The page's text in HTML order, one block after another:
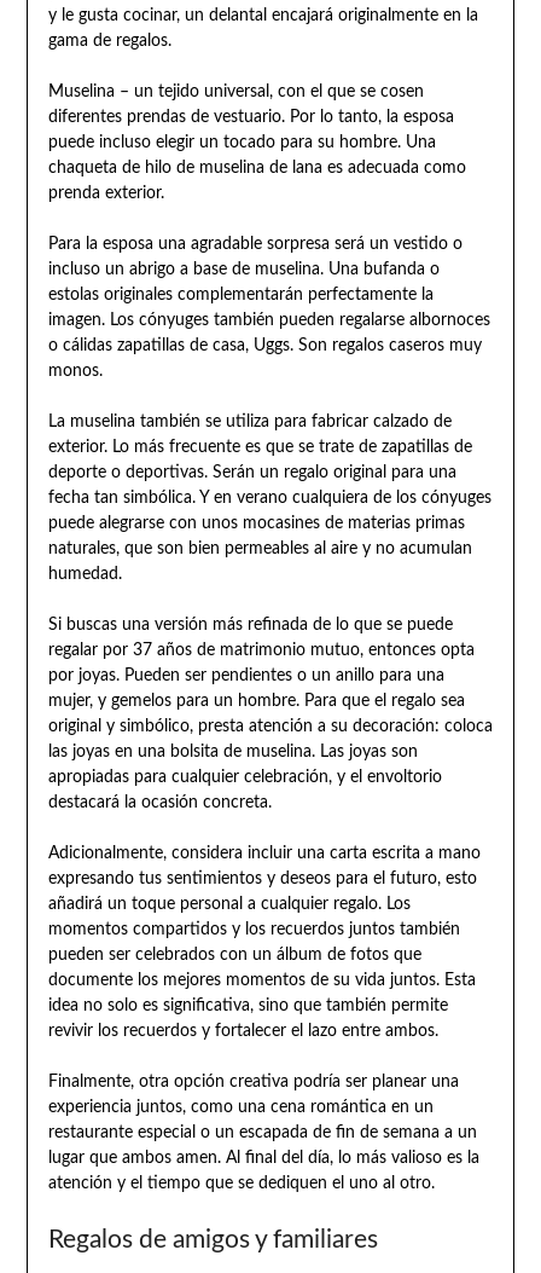
y le gusta cocinar, un delantal encajará originalmente en la
gama de regalos.
Muselina – un tejido universal, con el que se cosen
diferentes prendas de vestuario. Por lo tanto, la esposa
puede incluso elegir un tocado para su hombre. Una
chaqueta de hilo de muselina de lana es adecuada como
prenda exterior.
Para la esposa una agradable sorpresa será un vestido o
incluso un abrigo a base de muselina. Una bufanda o
estolas originales complementarán perfectamente la
imagen. Los cónyuges también pueden regalarse albornoces
o cálidas zapatillas de casa, Uggs. Son regalos caseros muy
monos.
La muselina también se utiliza para fabricar calzado de
exterior. Lo más frecuente es que se trate de zapatillas de
deporte o deportivas. Serán un regalo original para una
fecha tan simbólica. Y en verano cualquiera de los cónyuges
puede alegrarse con unos mocasines de materias primas
naturales, que son bien permeables al aire y no acumulan
humedad.
Si buscas una versión más refinada de lo que se puede
regalar por 37 años de matrimonio mutuo, entonces opta
por joyas. Pueden ser pendientes o un anillo para una
mujer, y gemelos para un hombre. Para que el regalo sea
original y simbólico, presta atención a su decoración: coloca
las joyas en una bolsita de muselina. Las joyas son
apropiadas para cualquier celebración, y el envoltorio
destacará la ocasión concreta.
Adicionalmente, considera incluir una carta escrita a mano
expresando tus sentimientos y deseos para el futuro, esto
añadirá un toque personal a cualquier regalo. Los
momentos compartidos y los recuerdos juntos también
pueden ser celebrados con un álbum de fotos que
documente los mejores momentos de su vida juntos. Esta
idea no solo es significativa, sino que también permite
revivir los recuerdos y fortalecer el lazo entre ambos.
Finalmente, otra opción creativa podría ser planear una
experiencia juntos, como una cena romántica en un
restaurante especial o un escapada de fin de semana a un
lugar que ambos amen. Al final del día, lo más valioso es la
atención y el tiempo que se dediquen el uno al otro.
Regalos de amigos y familiares